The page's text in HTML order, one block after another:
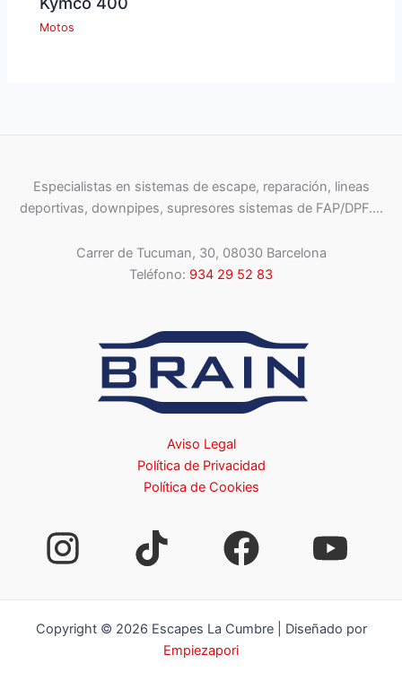
Motos
Especialistas en sistemas de escape, reparación, lineas
deportivas, downpipes, supresores sistemas de FAP/DPF….
Carrer de Tucuman, 30, 08030 Barcelona
Teléfono: 934 29 52 83
Aviso Legal
Política de Privacidad
Política de Cookies
Copyright © 2026 Escapes La Cumbre | Diseñado por
Empiezapori